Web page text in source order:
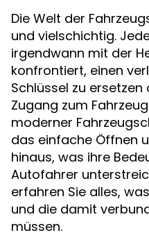
Die Welt der
und vielschichtig.
irgendwann mit der
konfrontiert, einen
Schlüssel zu
Zugang zum
moderner
das einfache Öffnen
hinaus, was ihre
Autofahrer
erfahren Sie alles,
und die damit
müssen.